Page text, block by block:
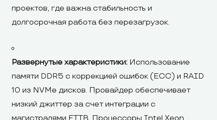
проектов, где важна стабильность и
долгосрочная работа без перезагрузок.
Развернутые характеристики: Использование
памяти DDR5 с коррекцией ошибок (ECC) и RAID
10 из NVMe дисков. Провайдер обеспечивает
низкий джиттер за счет интеграции с